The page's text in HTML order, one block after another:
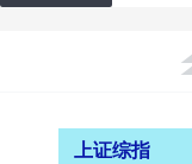
上证综指